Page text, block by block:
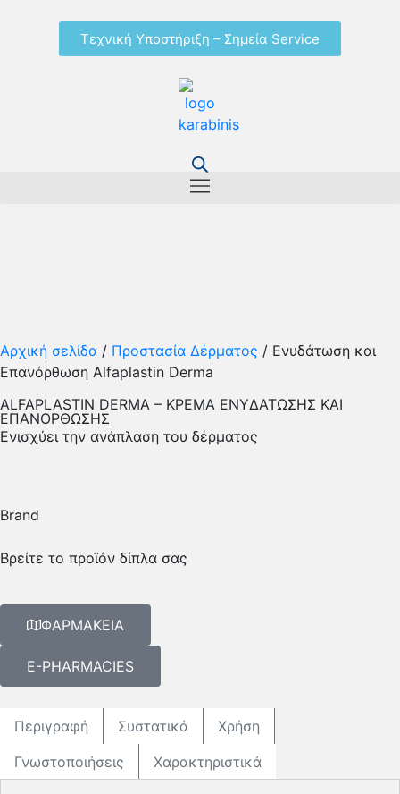
Τεχνική Υποστήριξη – Σημεία Service
Αρχική σελίδα / Προστασία Δέρματος / Ενυδάτωση και
Επανόρθωση Alfaplastin Derma
ALFAPLASTIN DERMA – ΚΡΕΜΑ ΕΝΥΔΑΤΩΣΗΣ ΚΑΙ
ΕΠΑΝΟΡΘΩΣΗΣ
Ενισχύει την ανάπλαση του δέρματος
Brand
Βρείτε το προϊόν δίπλα σας
ΦΑΡΜΑΚΕΙΑ
E-PHARMACIES
Περιγραφή Συστατικά
Χρήση
Γνωστοποιήσεις
Χαρακτηριστικά